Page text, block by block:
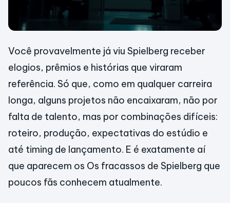
Você provavelmente já viu Spielberg receber
elogios, prêmios e histórias que viraram
referência. Só que, como em qualquer carreira
longa, alguns projetos não encaixaram, não por
falta de talento, mas por combinações difíceis:
roteiro, produção, expectativas do estúdio e
até timing de lançamento. E é exatamente aí
que aparecem os Os fracassos de Spielberg que
poucos fãs conhecem atualmente.